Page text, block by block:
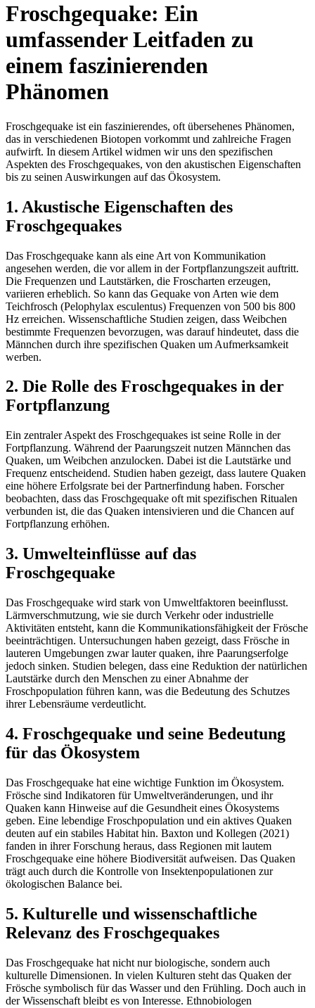
Froschgequake: Ein
umfassender Leitfaden zu
einem faszinierenden
Phänomen
Froschgequake ist ein faszinierendes, oft übersehenes Phänomen,
das in verschiedenen Biotopen vorkommt und zahlreiche Fragen
aufwirft. In diesem Artikel widmen wir uns den spezifischen
Aspekten des Froschgequakes, von den akustischen Eigenschaften
bis zu seinen Auswirkungen auf das Ökosystem.
1. Akustische Eigenschaften des
Froschgequakes
Das Froschgequake kann als eine Art von Kommunikation
angesehen werden, die vor allem in der Fortpflanzungszeit auftritt.
Die Frequenzen und Lautstärken, die Froscharten erzeugen,
variieren erheblich. So kann das Gequake von Arten wie dem
Teichfrosch (Pelophylax esculentus) Frequenzen von 500 bis 800
Hz erreichen. Wissenschaftliche Studien zeigen, dass Weibchen
bestimmte Frequenzen bevorzugen, was darauf hindeutet, dass die
Männchen durch ihre spezifischen Quaken um Aufmerksamkeit
werben.
2. Die Rolle des Froschgequakes in der
Fortpflanzung
Ein zentraler Aspekt des Froschgequakes ist seine Rolle in der
Fortpflanzung. Während der Paarungszeit nutzen Männchen das
Quaken, um Weibchen anzulocken. Dabei ist die Lautstärke und
Frequenz entscheidend. Studien haben gezeigt, dass lautere Quaken
eine höhere Erfolgsrate bei der Partnerfindung haben. Forscher
beobachten, dass das Froschgequake oft mit spezifischen Ritualen
verbunden ist, die das Quaken intensivieren und die Chancen auf
Fortpflanzung erhöhen.
3. Umwelteinflüsse auf das
Froschgequake
Das Froschgequake wird stark von Umweltfaktoren beeinflusst.
Lärmverschmutzung, wie sie durch Verkehr oder industrielle
Aktivitäten entsteht, kann die Kommunikationsfähigkeit der Frösche
beeinträchtigen. Untersuchungen haben gezeigt, dass Frösche in
lauteren Umgebungen zwar lauter quaken, ihre Paarungserfolge
jedoch sinken. Studien belegen, dass eine Reduktion der natürlichen
Lautstärke durch den Menschen zu einer Abnahme der
Froschpopulation führen kann, was die Bedeutung des Schutzes
ihrer Lebensräume verdeutlicht.
4. Froschgequake und seine Bedeutung
für das Ökosystem
Das Froschgequake hat eine wichtige Funktion im Ökosystem.
Frösche sind Indikatoren für Umweltveränderungen, und ihr
Quaken kann Hinweise auf die Gesundheit eines Ökosystems
geben. Eine lebendige Froschpopulation und ein aktives Quaken
deuten auf ein stabiles Habitat hin. Baxton und Kollegen (2021)
fanden in ihrer Forschung heraus, dass Regionen mit lautem
Froschgequake eine höhere Biodiversität aufweisen. Das Quaken
trägt auch durch die Kontrolle von Insektenpopulationen zur
ökologischen Balance bei.
5. Kulturelle und wissenschaftliche
Relevanz des Froschgequakes
Das Froschgequake hat nicht nur biologische, sondern auch
kulturelle Dimensionen. In vielen Kulturen steht das Quaken der
Frösche symbolisch für das Wasser und den Frühling. Doch auch in
der Wissenschaft bleibt es von Interesse. Ethnobiologen